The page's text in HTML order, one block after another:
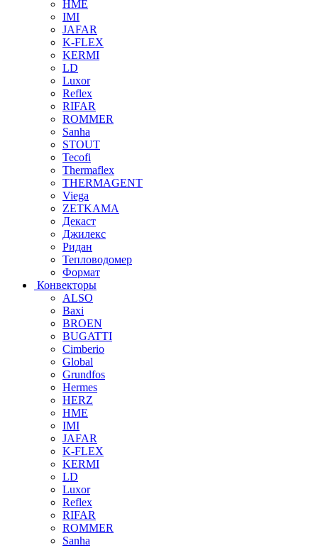
HME
IMI
JAFAR
K-FLEX
KERMI
LD
Luxor
Reflex
RIFAR
ROMMER
Sanha
STOUT
Tecofi
Thermaflex
THERMAGENT
Viega
ZETKAMA
Декаст
Джилекс
Ридан
Тепловодомер
Формат
Конвекторы
ALSO
Baxi
BROEN
BUGATTI
Cimberio
Global
Grundfos
Hermes
HERZ
HME
IMI
JAFAR
K-FLEX
KERMI
LD
Luxor
Reflex
RIFAR
ROMMER
Sanha